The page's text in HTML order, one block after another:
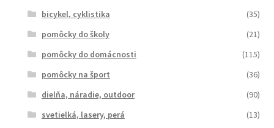
bicykel, cyklistika
(35)
pomôcky do školy
(21)
pomôcky do domácnosti
(115)
pomôcky na šport
(36)
dielňa, náradie, outdoor
(90)
svetielká, lasery, perá
(13)